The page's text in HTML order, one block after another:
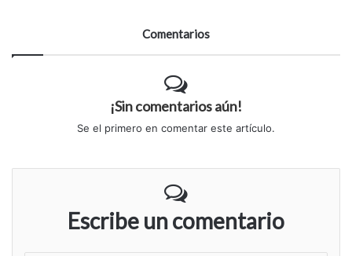
Comentarios
¡Sin comentarios aún!
Se el primero en comentar este artículo.
Escribe un comentario